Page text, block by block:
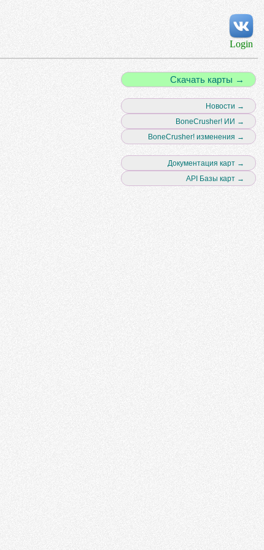
Login